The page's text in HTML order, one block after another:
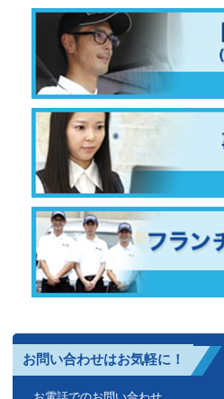
お問い合わせはお気軽に！